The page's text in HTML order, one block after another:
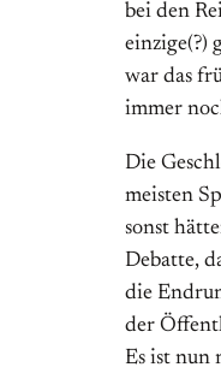
bei den
einzige(?)
war das
immer
Die
meisten
sonst
Debatte,
die
der
Es ist nun